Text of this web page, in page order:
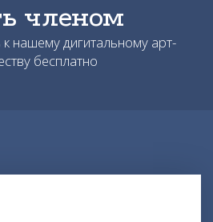
членом
нашему дигитальному арт-
бесплатно